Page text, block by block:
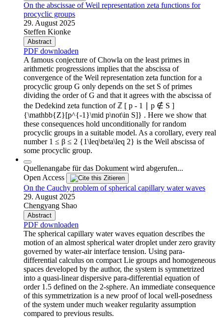
On the abscissae of Weil representation zeta functions for
procyclic groups
29. August 2025
Steffen Kionke
Abstract
PDF downloaden
A famous conjecture of Chowla on the least primes in
arithmetic progressions implies that the abscissa of
convergence of the Weil representation zeta function for a
procyclic group G only depends on the set S of primes
dividing the order of G and that it agrees with the abscissa of
the Dedekind zeta function of ℤ [ p - 1 ∣ p ∉ S ]
{\mathbb{Z}[p^{-1}\mid p\not\in S]} . Here we show that
these consequences hold unconditionally for random
procyclic groups in a suitable model. As a corollary, every real
number 1 ≤ β ≤ 2 {1\leq\beta\leq 2} is the Weil abscissa of
some procyclic group.
Quellenangabe für das Dokument wird abgerufen...
Open Access
Zitieren
On the Cauchy problem of spherical capillary water waves
29. August 2025
Chengyang Shao
Abstract
PDF downloaden
The spherical capillary water waves equation describes the
motion of an almost spherical water droplet under zero gravity
governed by water-air interface tension. Using para-
differential calculus on compact Lie groups and homogeneous
spaces developed by the author, the system is symmetrized
into a quasi-linear dispersive para-differential equation of
order 1.5 defined on the 2-sphere. An immediate consequence
of this symmetrization is a new proof of local well-posedness
of the system under much weaker regularity assumption
compared to previous results.